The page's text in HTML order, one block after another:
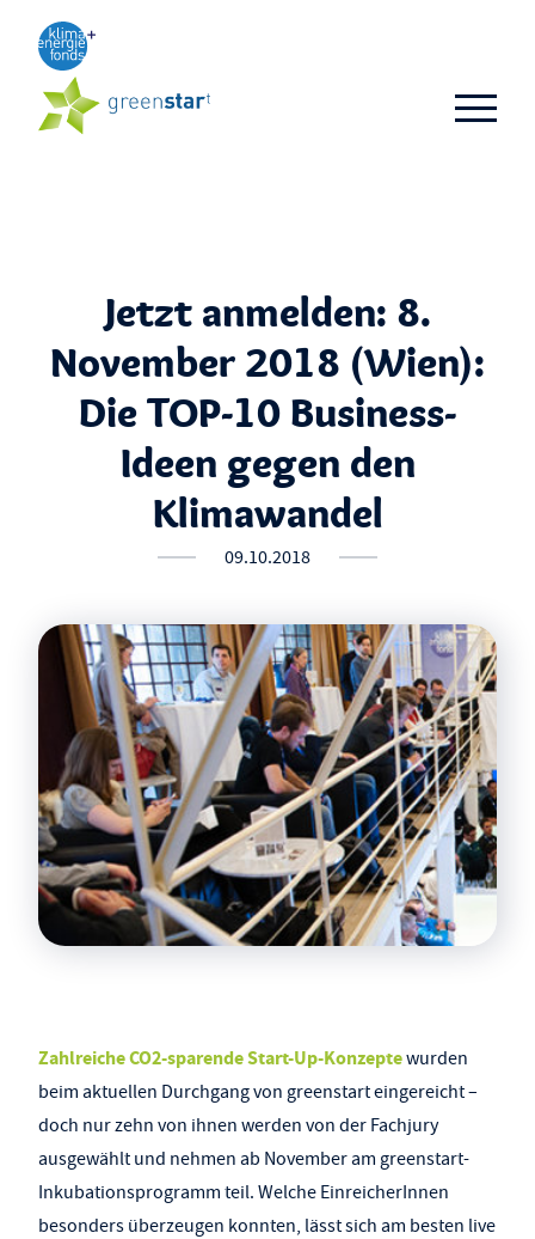
Alumni
FAQ
Jetzt anmelden: 8.
November 2018 (Wien):
Die TOP-10 Business-
Ideen gegen den
Klimawandel
09.10.2018
Zahlreiche CO2-sparende Start-Up-Konzeptewurden
beim aktuellen Durchgang von greenstart eingereicht –
doch nur zehn von ihnen werden von der Fachjury
ausgewählt und nehmen ab November am greenstart-
Inkubationsprogramm teil. Welche EinreicherInnen
besonders überzeugen konnten, lässt sich am besten live